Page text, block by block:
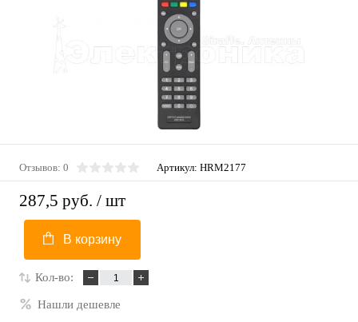
Отзывов: 0 Артикул: HRM2177
287,5 руб. / шт
В корзину
Кол-во:
Нашли дешевле